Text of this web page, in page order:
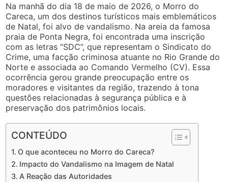
Na manhã do dia 18 de maio de 2026, o Morro do
Careca, um dos destinos turísticos mais emblemáticos
de Natal, foi alvo de vandalismo. Na areia da famosa
praia de Ponta Negra, foi encontrada uma inscrição
com as letras “SDC”, que representam o Sindicato do
Crime, uma facção criminosa atuante no Rio Grande do
Norte e associada ao Comando Vermelho (CV). Essa
ocorrência gerou grande preocupação entre os
moradores e visitantes da região, trazendo à tona
questões relacionadas à segurança pública e à
preservação dos patrimônios locais.
CONTEÚDO
O que aconteceu no Morro do Careca?
Impacto do Vandalismo na Imagem de Natal
A Reação das Autoridades